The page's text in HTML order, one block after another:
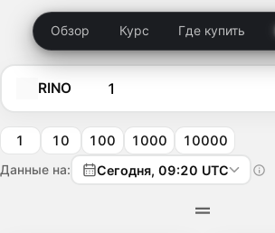
Обзор Курс Где купить
RINO
1 10 100 1000 10000
Данные на: Сегодня, 09:20 UTC